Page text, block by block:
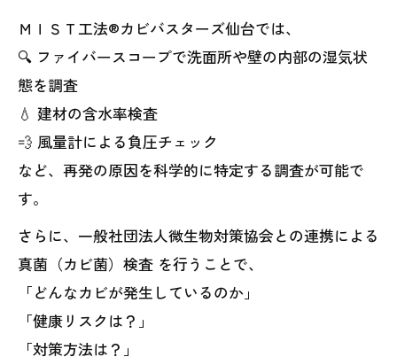
ＭＩＳＴ工法®カビバスターズ仙台では、
🔍 ファイバースコープで洗面所や壁の内部の湿気状
態を調査
💧 建材の含水率検査
💨 風量計による負圧チェック
など、再発の原因を科学的に特定する調査が可能で
す。
さらに、一般社団法人微生物対策協会との連携による
真菌（カビ菌）検査 を行うことで、
「どんなカビが発生しているのか」
「健康リスクは？」
「対策方法は？」